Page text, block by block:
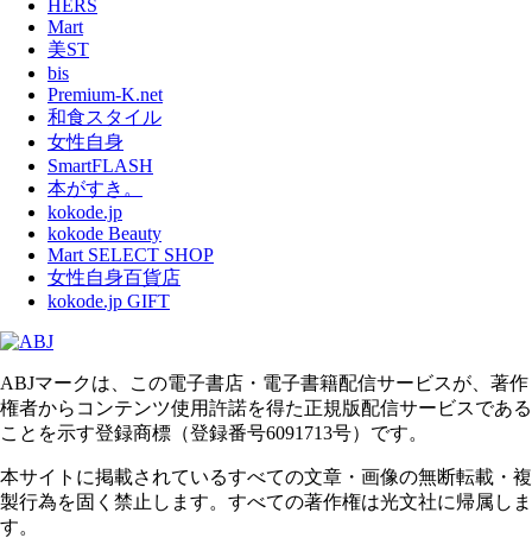
HERS
Mart
美ST
bis
Premium-K.net
和食スタイル
女性自身
SmartFLASH
本がすき。
kokode.jp
kokode Beauty
Mart SELECT SHOP
女性自身百貨店
kokode.jp GIFT
ABJマークは、この電子書店・電子書籍配信サービスが、著作
権者からコンテンツ使用許諾を得た正規版配信サービスである
ことを示す登録商標（登録番号6091713号）です。
本サイトに掲載されているすべての文章・画像の無断転載・複
製行為を固く禁止します。すべての著作権は光文社に帰属しま
す。